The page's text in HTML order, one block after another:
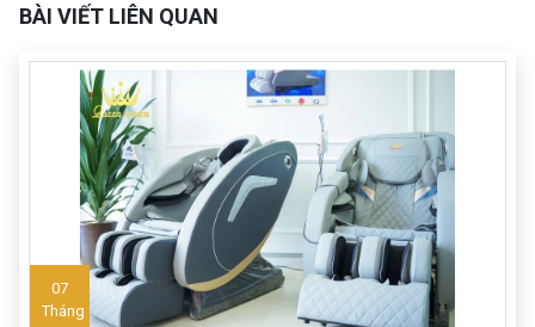
BÀI VIẾT LIÊN QUAN
07
Tháng